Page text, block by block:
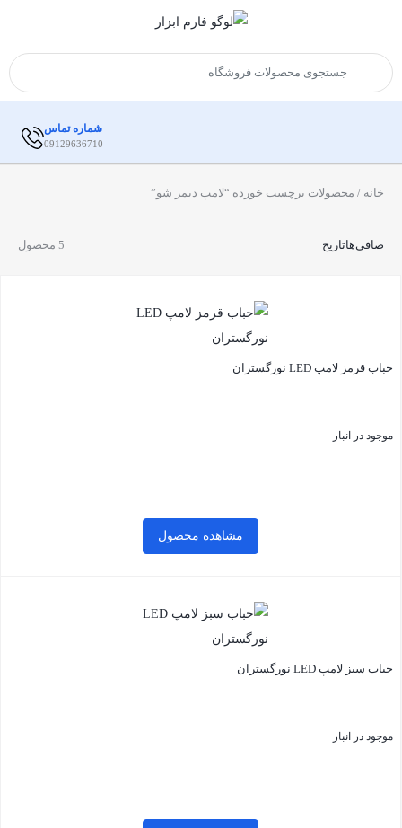
شماره تماس
09129636710
خانه / محصولات برچسب خورده “لامپ دیمر شو”
5 محصول صافی‌هاتاریخ
حباب قرمز لامپ LED نورگستران
موجود در انبار
مشاهده محصول
حباب سبز لامپ LED نورگستران
موجود در انبار